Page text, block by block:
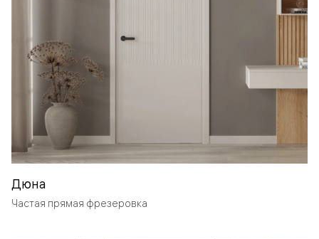
Дюна
Частая прямая фрезеровка